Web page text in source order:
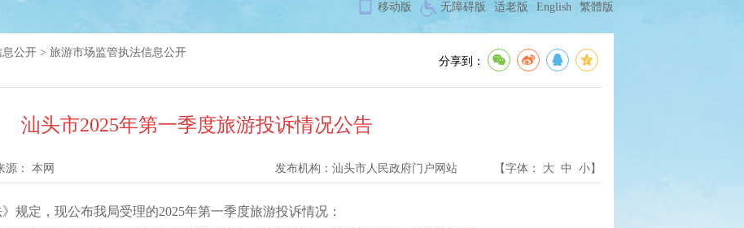
移动版 无障碍版 适老版 English 繁體版
公开 > 旅游市场监管执法信息公开
分享到：
汕头市2025年第一季度旅游投诉情况公告
源： 本网 发布机构： 汕头市人民政府门户网站 【字体： 大 中 小】
定，现公布我局受理的2025年第一季度旅游投诉情况：